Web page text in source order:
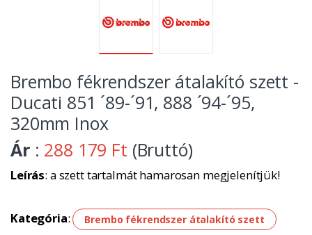
Brembo fékrendszer átalakító szett -
Ducati 851 ´89-´91, 888 ´94-´95,
320mm Inox
Ár : 288 179 Ft (Bruttó)
Leírás: a szett tartalmát hamarosan megjelenítjük!
Kategória: Brembo fékrendszer átalakító szett